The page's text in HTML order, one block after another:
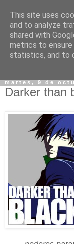
martes, 9 de
Darker than
This site uses
and to analyze
shared with
metrics to ensure
statistics, and to